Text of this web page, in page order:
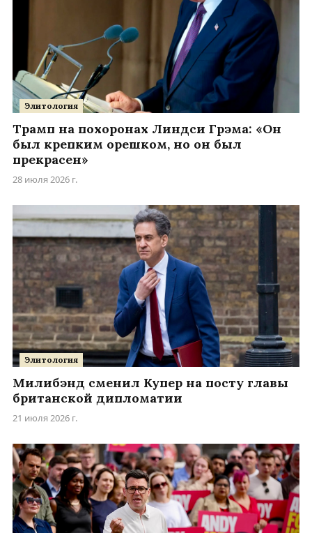
Элитология
Трамп на похоронах Линдси Грэма: «Он
был крепким орешком, но он был
прекрасен»
28 июля 2026 г.
Элитология
Милибэнд сменил Купер на посту главы
британской дипломатии
21 июля 2026 г.